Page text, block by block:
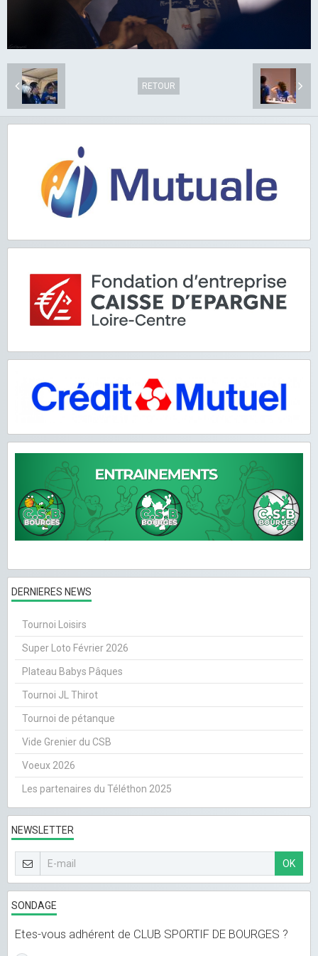
RETOUR
DERNIERES NEWS
Tournoi Loisirs
Super Loto Février 2026
Plateau Babys Pâques
Tournoi JL Thirot
Tournoi de pétanque
Vide Grenier du CSB
Voeux 2026
Les partenaires du Téléthon 2025
NEWSLETTER
OK
SONDAGE
Etes-vous adhérent de CLUB SPORTIF DE BOURGES ?